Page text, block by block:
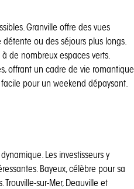
Granville offre des vues
ou des séjours plus longs.
de nombreux espaces verts.
offrant un cadre de vie romantique
pour un weekend dépaysant.
Les investisseurs y
Bayeux, célèbre pour sa
sur-Mer, Deauville et